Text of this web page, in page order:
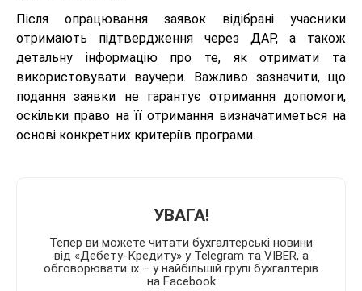
Після опрацювання заявок відібрані учасники
отримають підтвердження через ДАР, а також
детальну інформацію про те, як отримати та
використовувати ваучери. Важливо зазначити, що
подання заявки не гарантує отримання допомоги,
оскільки право на її отримання визначатиметься на
основі конкретних критеріїв програми.
УВАГА!
Тепер ви можете читати бухгалтерські новини
від «Дебету-Кредиту» у Telegram та VIBER, а
обговорювати їх – у найбільшій групі бухгалтерів
на Facebook